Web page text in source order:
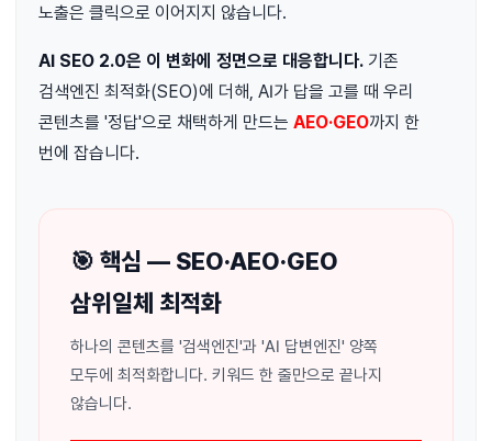
노출은 클릭으로 이어지지 않습니다.
AI SEO 2.0은 이 변화에 정면으로 대응합니다. 기존
검색엔진 최적화(SEO)에 더해, AI가 답을 고를 때 우리
콘텐츠를 '정답'으로 채택하게 만드는 AEO·GEO까지 한
번에 잡습니다.
🎯 핵심 — SEO·AEO·GEO
삼위일체 최적화
하나의 콘텐츠를 '검색엔진'과 'AI 답변엔진' 양쪽
모두에 최적화합니다. 키워드 한 줄만으로 끝나지
않습니다.